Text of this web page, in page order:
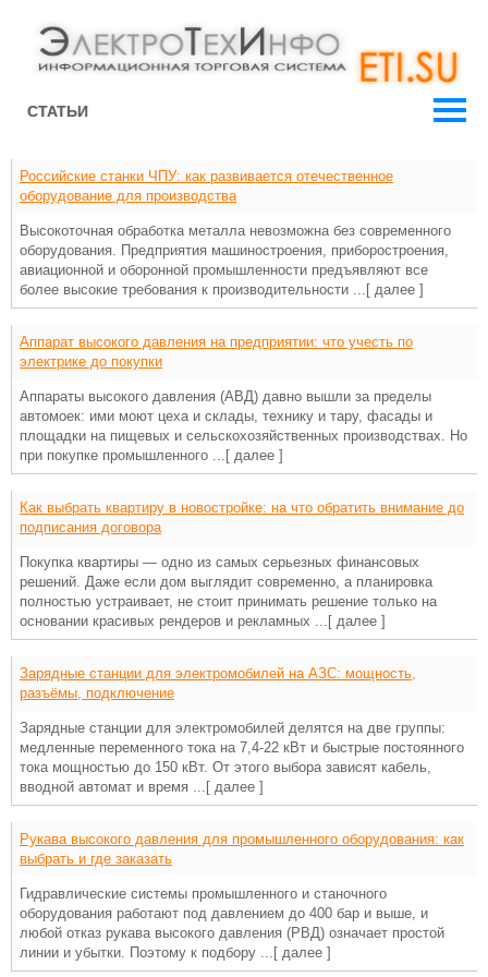
СТАТЬИ
Российские станки ЧПУ: как развивается отечественное
оборудование для производства
Высокоточная обработка металла невозможна без современного
оборудования. Предприятия машиностроения, приборостроения,
авиационной и оборонной промышленности предъявляют все
более высокие требования к производительности ... [ далее ]
Аппарат высокого давления на предприятии: что учесть по
электрике до покупки
Аппараты высокого давления (АВД) давно вышли за пределы
автомоек: ими моют цеха и склады, технику и тару, фасады и
площадки на пищевых и сельскохозяйственных производствах. Но
при покупке промышленного ... [ далее ]
Как выбрать квартиру в новостройке: на что обратить внимание до
подписания договора
Покупка квартиры — одно из самых серьезных финансовых
решений. Даже если дом выглядит современно, а планировка
полностью устраивает, не стоит принимать решение только на
основании красивых рендеров и рекламных ... [ далее ]
Зарядные станции для электромобилей на АЗС: мощность,
разъёмы, подключение
Зарядные станции для электромобилей делятся на две группы:
медленные переменного тока на 7,4-22 кВт и быстрые постоянного
тока мощностью до 150 кВт. От этого выбора зависят кабель,
вводной автомат и время ... [ далее ]
Рукава высокого давления для промышленного оборудования: как
выбрать и где заказать
Гидравлические системы промышленного и станочного
оборудования работают под давлением до 400 бар и выше, и
любой отказ рукава высокого давления (РВД) означает простой
линии и убытки. Поэтому к подбору ... [ далее ]